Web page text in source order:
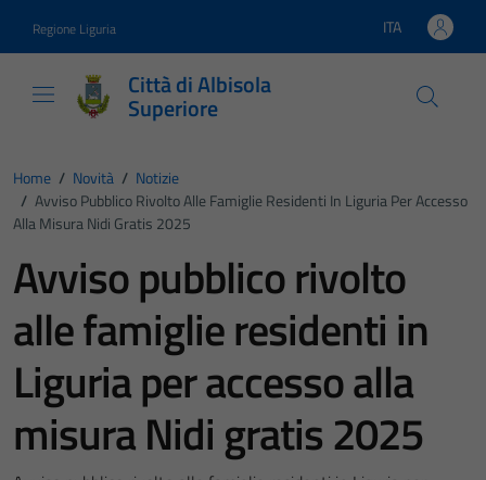
Regione Liguria Lingua attiva:
ITA
Città di Albisola
Superiore
Home / Novità / Notizie
/ Avviso Pubblico Rivolto Alle Famiglie Residenti In Liguria Per Accesso
Alla Misura Nidi Gratis 2025
Avviso pubblico rivolto
alle famiglie residenti in
Liguria per accesso alla
misura Nidi gratis 2025